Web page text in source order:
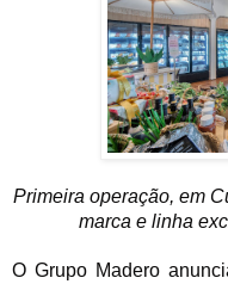
Primeira operação, em
marca e linha
O Grupo Madero